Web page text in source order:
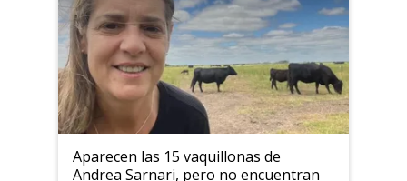
Aparecen las 15 vaquillonas de
Andrea Sarnari, pero no encuentran